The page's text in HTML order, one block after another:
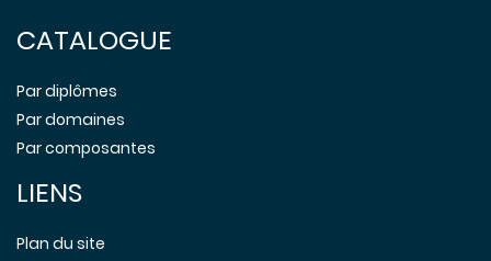
CATALOGUE
Par diplômes
Par domaines
Par composantes
LIENS
Plan du site